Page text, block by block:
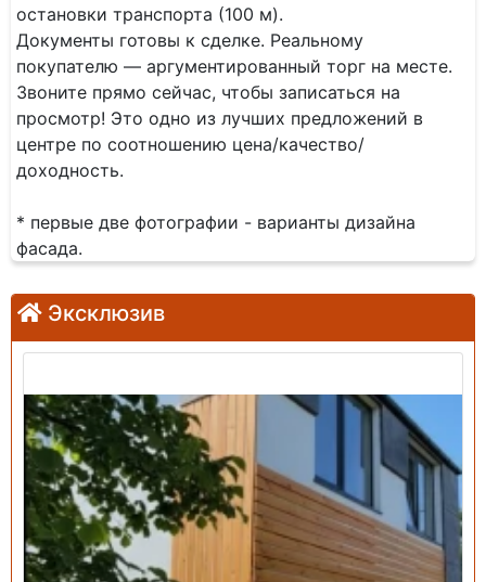
остановки транспорта (100 м).
​Документы готовы к сделке. Реальному
покупателю — аргументированный торг на месте.
​Звоните прямо сейчас, чтобы записаться на
просмотр! Это одно из лучших предложений в
центре по соотношению цена/качество/
доходность.
* первые две фотографии - варианты дизайна
фасада.
Эксклюзив